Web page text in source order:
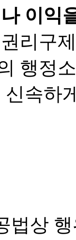
이익
리구
행정
신속하
법상